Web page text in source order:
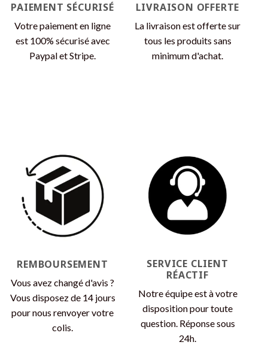
du
produit
PAIEMENT SÉCURISÉ
Votre paiement en ligne
est 100% sécurisé avec
Paypal et Stripe.
LIVRAISON OFFERTE
La livraison est offerte sur
tous les produits sans
minimum d'achat.
REMBOURSEMENT
Vous avez changé d'avis ?
Vous disposez de 14 jours
pour nous renvoyer votre
colis.
SERVICE CLIENT
RÉACTIF
Notre équipe est à votre
disposition pour toute
question. Réponse sous
24h.